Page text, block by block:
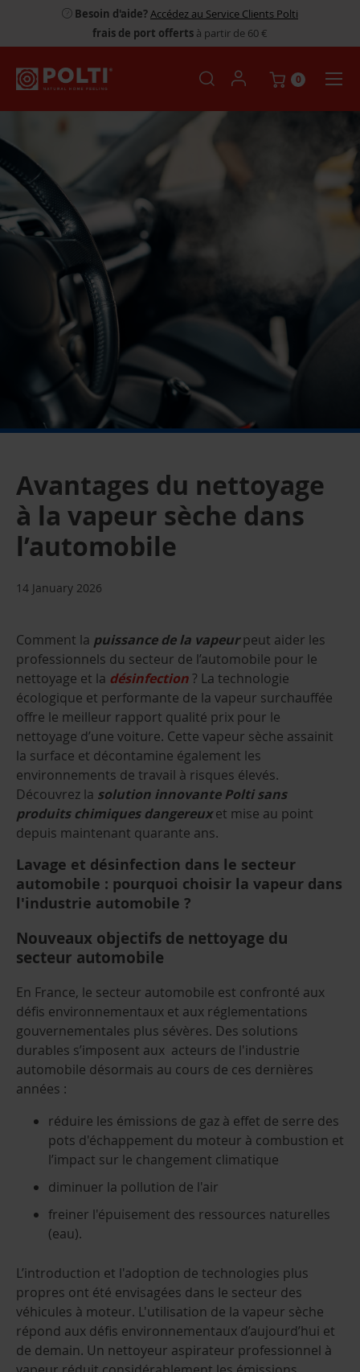
Besoin d'aide?Accédez au Service Clients Polti
frais de port offerts à partir de 60 €
0
Avantages du nettoyage
à la vapeur sèche dans
l’automobile
14 January 2026
Comment la puissance de la vapeurpeut aider les
professionnels du secteur de l’automobile pour le
nettoyage et la désinfection ? La technologie
écologique et performante de la vapeur surchauffée
offre le meilleur rapport qualité prix pour le
nettoyage d’une voiture. Cette vapeur sèche assainit
la surface et décontamine également les
environnements de travail à risques élevés.
Découvrez la solution innovante Polti sans
produits chimiques dangereuxet mise au point
depuis maintenant quarante ans.
Lavage et désinfection dans le secteur
automobile : pourquoi choisir la vapeur dans
l'industrie automobile ?
Nouveaux objectifs de nettoyage du
secteur automobile
En France, le secteur automobile est confronté aux
défis environnementaux et aux réglementations
gouvernementales plus sévères. Des solutions
durables s’imposent aux acteurs de l'industrie
automobile désormais au cours de ces dernières
années :
réduire les émissions de gaz à effet de serre des
pots d'échappement du moteur à combustion et
l’impact sur le changement climatique
diminuer la pollution de l'air
freiner l'épuisement des ressources naturelles
(eau).
L’introduction et l'adoption de technologies plus
propres ont été envisagées dans le secteur des
véhicules à moteur. L'utilisation de la vapeur sèche
répond aux défis environnementaux d’aujourd’hui et
de demain. Un nettoyeur aspirateur professionnel à